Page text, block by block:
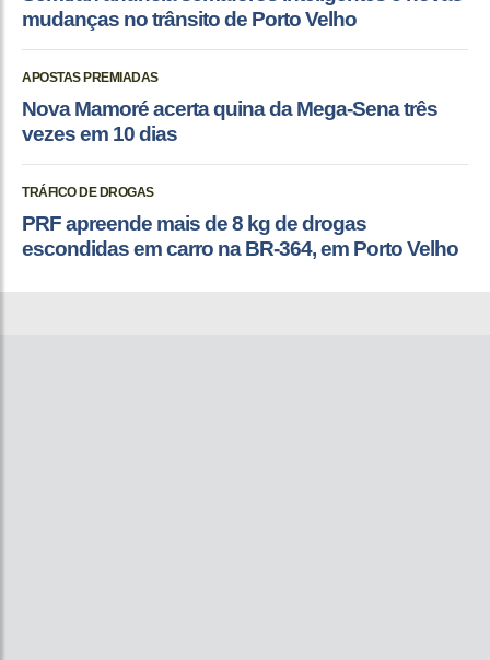
mudanças no trânsito de Porto Velho
APOSTAS PREMIADAS
Nova Mamoré acerta quina da Mega-Sena três
vezes em 10 dias
TRÁFICO DE DROGAS
PRF apreende mais de 8 kg de drogas
escondidas em carro na BR-364, em Porto Velho